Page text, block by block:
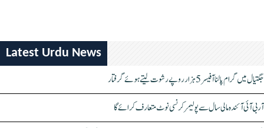
Latest Urdu News
جگتیال میں گرام پالنا آفیسر 5 ہزار روپے رشوت لیتے ہوئے گرفتار
آر بی آئی آئندہ مالی سال سے پولیمر کرنسی نوٹ متعارف کرائے گا